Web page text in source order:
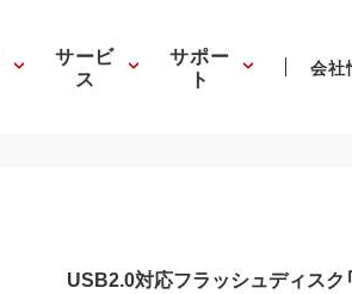
サービ
ス
サポー
ト 会社
USB2.0対応フラッシュディスク